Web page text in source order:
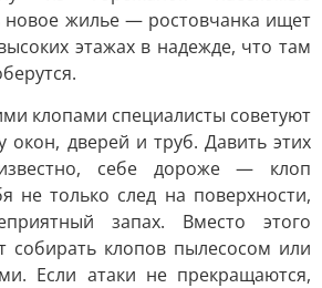
новое жилье — ростовчанка ищет
этажах в надежде, что там
клопами специалисты советуют
окон, дверей и труб. Давить этих
себе дороже — клоп
не только след на поверхности,
запах. Вместо этого
собирать клопов пылесосом или
Если атаки не прекращаются,